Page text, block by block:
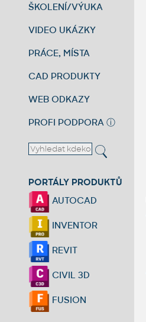
ŠKOLENÍ/VÝUKA
VIDEO UKÁZKY
PRÁCE, MÍSTA
CAD PRODUKTY
WEB ODKAZY
PROFI PODPORA ⓘ
PORTÁLY PRODUKTŮ
AUTOCAD
INVENTOR
REVIT
CIVIL 3D
FUSION